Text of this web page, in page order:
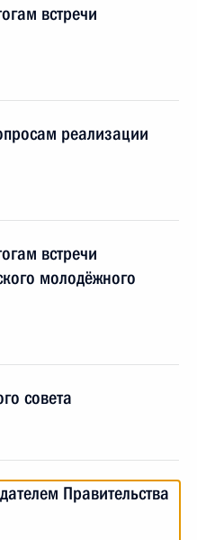
встречи
реализации
встречи
молодёжного
совета
Правительства